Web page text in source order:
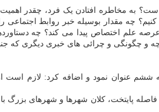
به مخاطره افتادن یک فرد، چقدر اهمیت
چه مقدار بوسیله خبر روابط
علم اختصاص پیدا می کند؟ چه
و چگونگی و چرائی های خبری دیگری که
ششم عنوان نمود و اضافه کرد: لازم است
به حساب آید و فاصله پایتخت، کلان شهرها و شهرهای